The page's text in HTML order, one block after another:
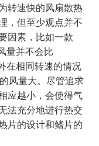
转速快的风扇散热
，但至少观点并不
因素，比如一款
量并不会比
在相同转速的情况
风量大。尽管追求
应越小，会使得气
法充分地进行热交
片的设计和鳍片的